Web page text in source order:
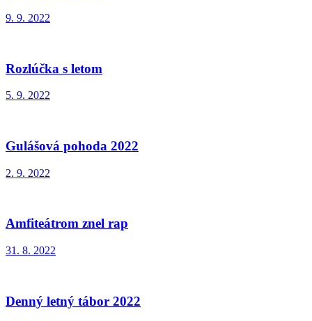
9. 9. 2022
Rozlúčka s letom
5. 9. 2022
Gulášová pohoda 2022
2. 9. 2022
Amfiteátrom znel rap
31. 8. 2022
Denný letný tábor 2022